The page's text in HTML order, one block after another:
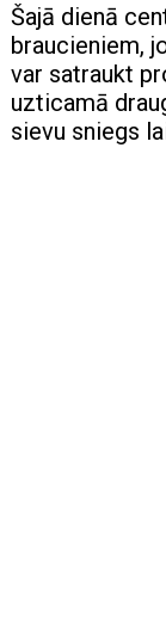
Šajā dienā
braucieniem,
var satraukt
uzticamā
sievu sniegs